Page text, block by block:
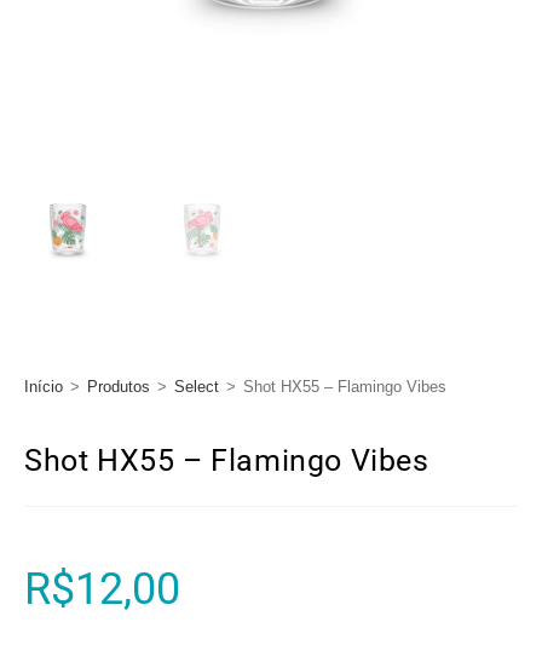
Início > Produtos > Select > Shot HX55 – Flamingo Vibes
Shot HX55 – Flamingo Vibes
R$12,00